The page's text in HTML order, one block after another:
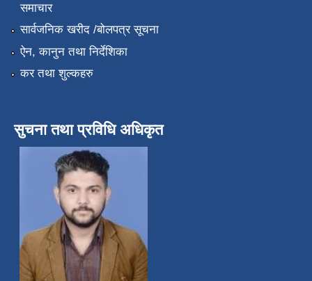
समाचार
सार्वजनिक खरीद /बोलपत्र सूचना
ऐन, कानुन तथा निर्देशिका
कर तथा शुल्कहरु
सुचना तथा प्रविधि अधिकृत